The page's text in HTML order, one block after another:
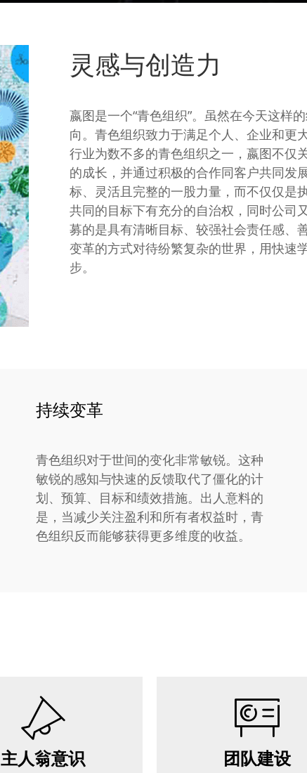
灵感与创造力
嬴图是一个“青色组织”。虽然在今天这样
向。青色组织致力于满足个人、企业和更
行业为数不多的青色组织之一，嬴图不仅
的成长，并通过积极的合作同客户共同发
标、灵活且完整的一股力量，而不仅仅是
共同的目标下有充分的自治权，同时公司
募的是具有清晰目标、较强社会责任感、
变革的方式对待纷繁复杂的世界，用快速
步。
持续变革
青色组织对于世间的变化非常敏锐。这种
敏锐的感知与快速的反馈取代了僵化的计
划、预算、目标和绩效措施。出人意料的
是，当减少关注盈利和所有者权益时，青
色组织反而能够获得更多维度的收益。
主人翁意识 团队建设